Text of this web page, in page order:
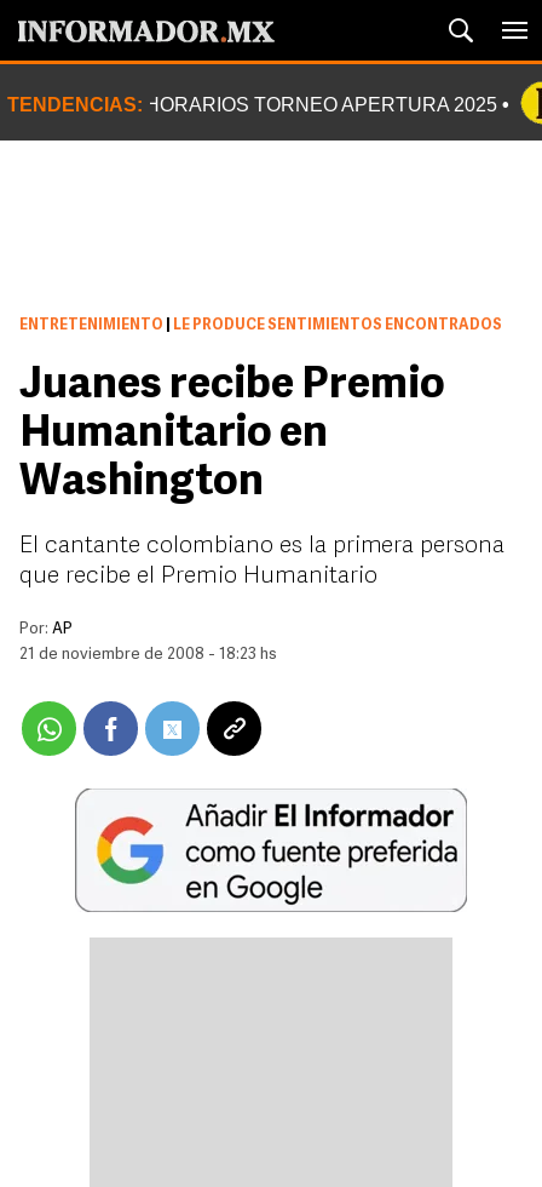
TENDENCIAS: HORARIOS TORNEO APERTURA 2025
ENTRETENIMIENTO LE PRODUCE SENTIMIENTOS ENCONTRADOS
Juanes recibe Premio
Humanitario en
Washington
El cantante colombiano es la primera persona
que recibe el Premio Humanitario
Por: AP
21 de noviembre de 2008 - 18:23 hs